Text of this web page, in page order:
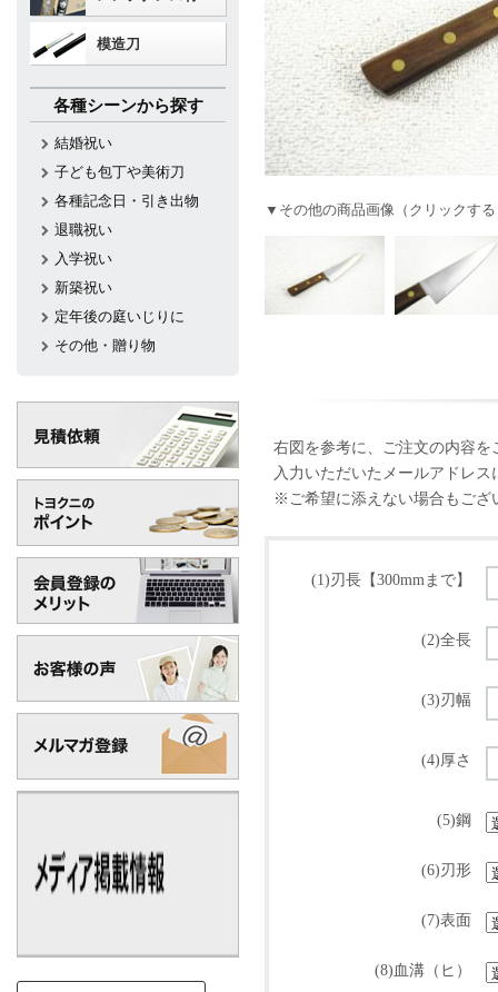
▼その他の商品画像（クリックす
右図を参考に、ご注文の内容を
入力いただいたメールアドレ
※ご希望に添えない場合もござ
(1)刃長【300mmまで】
(2)全長
(3)刃幅
(4)厚さ
(5)鋼
(6)刃形
(7)表面
(8)血溝（ヒ）
模造刀
各種シーンから探す
結婚祝い
子ども包丁や美術刀
各種記念日・引き出物
退職祝い
入学祝い
新築祝い
定年後の庭いじりに
その他・贈り物